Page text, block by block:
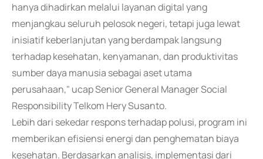
hanya dihadirkan melalui layanan digital yang
menjangkau seluruh pelosok negeri, tetapi juga lewat
inisiatif keberlanjutan yang berdampak langsung
terhadap kesehatan, kenyamanan, dan produktivitas
sumber daya manusia sebagai aset utama
perusahaan," ucap Senior General Manager Social
Responsibility Telkom Hery Susanto.
Lebih dari sekedar respons terhadap polusi, program ini
memberikan efisiensi energi dan penghematan biaya
kesehatan. Berdasarkan analisis, implementasi dari